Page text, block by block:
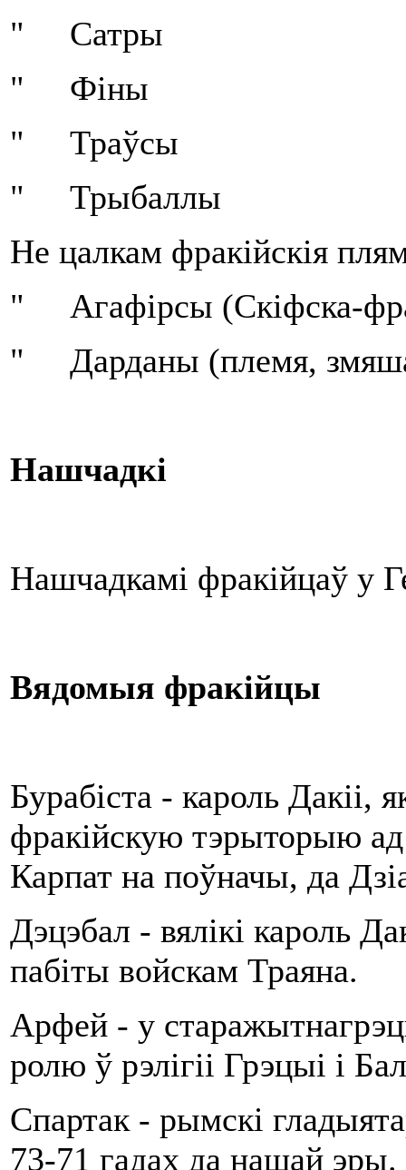
" Сатры
" Фіны
" Траўсы
" Трыбаллы
Не цалкам фракійскія
" Агафірсы (Скіфска-
" Дарданы (племя,
Нашчадкі
Нашчадкамі фракійцаў у
Вядомыя фракійцы
Бурабіста - кароль Дакіі,
фракійскую тэрыторыю ад
Карпат на поўначы, да
Дэцэбал - вялікі кароль
пабіты войскам Траяна.
Арфей - у
ролю ў рэлігіі Грэцыі і
Спартак - рымскі
73-71 гадах да нашай